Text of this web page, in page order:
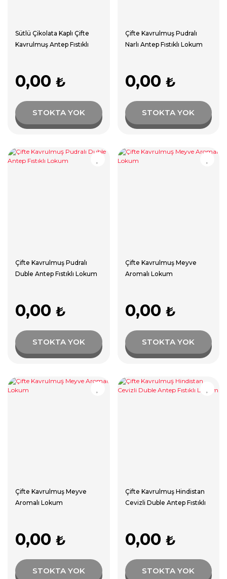
Sütlü Çikolata Kaplı Çifte
Kavrulmuş Antep Fıstıklı
0,00 ₺
STOKTA YOK
Çifte Kavrulmuş Pudralı
Narlı Antep Fıstıklı Lokum
0,00 ₺
STOKTA YOK
Çifte Kavrulmuş Pudralı
Duble Antep Fıstıklı Lokum
0,00 ₺
STOKTA YOK
Çifte Kavrulmuş Meyve
Aromalı Lokum
0,00 ₺
STOKTA YOK
Çifte Kavrulmuş Meyve
Aromalı Lokum
0,00 ₺
STOKTA YOK
Çifte Kavrulmuş Hindistan
Cevizli Duble Antep Fıstıklı
0,00 ₺
STOKTA YOK